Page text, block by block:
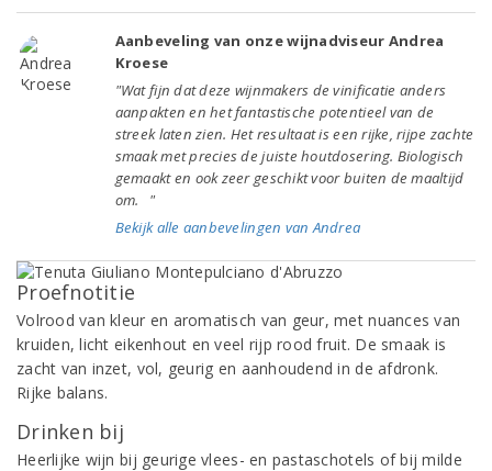
Aanbeveling van onze wijnadviseur Andrea
Kroese
"Wat fijn dat deze wijnmakers de vinificatie anders
aanpakten en het fantastische potentieel van de
streek laten zien. Het resultaat is een rijke, rijpe zachte
smaak met precies de juiste houtdosering. Biologisch
gemaakt en ook zeer geschikt voor buiten de maaltijd
om. "
Bekijk alle aanbevelingen van Andrea
Proefnotitie
Volrood van kleur en aromatisch van geur, met nuances van
kruiden, licht eikenhout en veel rijp rood fruit. De smaak is
zacht van inzet, vol, geurig en aanhoudend in de afdronk.
Rijke balans.
Drinken bij
Heerlijke wijn bij geurige vlees- en pastaschotels of bij milde